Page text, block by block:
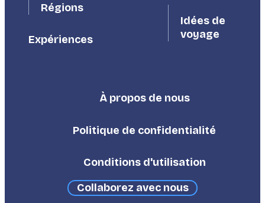
Régions
Expériences
Idées de
voyage
Footer
À propos de nous
Politique de confidentialité
Conditions d'utilisation
Collaborez avec nous